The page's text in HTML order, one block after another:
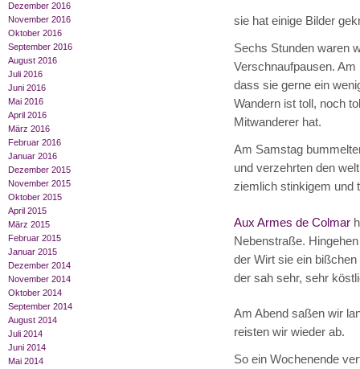
Dezember 2016
November 2016
Oktober 2016
September 2016
August 2016
Juli 2016
Juni 2016
Mai 2016
April 2016
März 2016
Februar 2016
Januar 2016
Dezember 2015
November 2015
Oktober 2015
April 2015
März 2015
Februar 2015
Januar 2015
Dezember 2014
November 2014
Oktober 2014
September 2014
August 2014
Juli 2014
Juni 2014
Mai 2014
sie hat einige Bilder
Sechs Stunden waren
Verschnaufpausen.
dass sie gerne ein
Wandern ist toll, noch
Mitwanderer hat.
Am Samstag
und verzehrten den
ziemlich stinkigem und
Aux Armes de Colmar
Nebenstraße.
der Wirt sie ein
der sah sehr, sehr
Am Abend saßen wir
reisten wir wieder ab.
So ein Wochenende